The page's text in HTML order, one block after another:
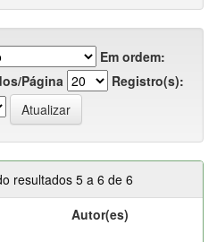
Em ordem:
Página
Registro(s):
resultados 5 a 6 de 6
Autor(es)